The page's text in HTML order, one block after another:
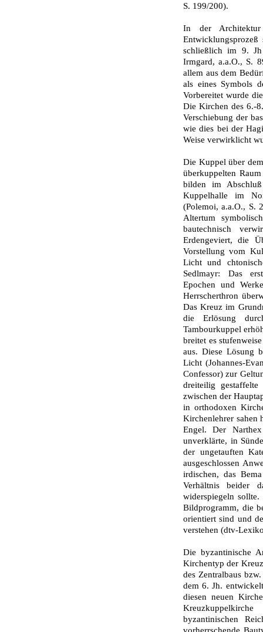
S. 199/200).
In der
schließlich im 9.
Irmgard, a.a.O., S.
allem aus dem
als eines Symbols
Vorbereitet wurde
Die Kirchen des 6.-
Verschiebung der
wie dies bei der
Weise verwirklicht
Die Kuppel über
überkuppelten
bilden im
Kuppelhalle im
(Polemoi, a.a.O., S.
Altertum
bautechnisch
Erdengeviert, die
Vorstellung vom
Licht und
Sedlmayr: Das
Epochen und
Herrscherthron
Das Kreuz im
die Erlösung
Tambourkuppel
breitet es
aus. Diese Lösung
Licht (Johannes-
Confessor) zur
dreiteilig
zwischen der
in orthodoxen
Kirchenlehrer sahen
Engel. Der
unverklär­te, in
der ungetauften
ausgeschlossen
irdischen, das
Verhältnis beider
widerspiegeln
Bildprogramm, die
orientiert sind und
verstehen (dtv-
Die byzantinische
Kirchentyp der
des Zentralbaus
dem 6. Jh.
diesen neuen
byzantinischen